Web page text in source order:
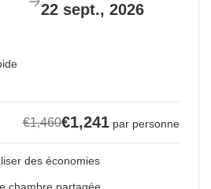
22 sept., 2026
€1,460€1,241 par personne
des économies